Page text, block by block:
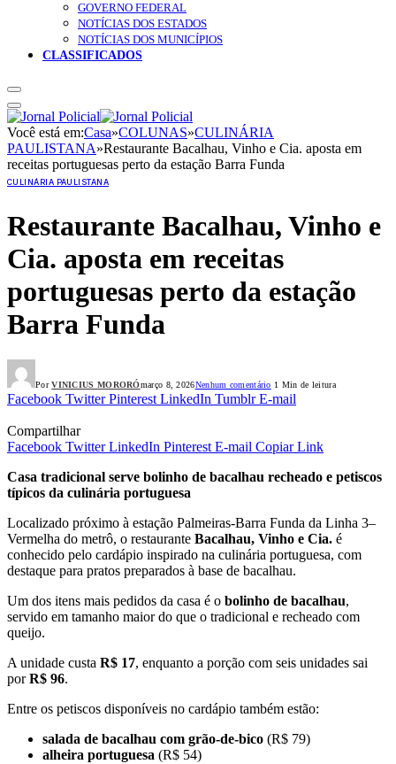
GOVERNO FEDERAL
NOTÍCIAS DOS ESTADOS
NOTÍCIAS DOS MUNICÍPIOS
CLASSIFICADOS
Você está em:Casa»COLUNAS»CULINÁRIA
PAULISTANA»Restaurante Bacalhau, Vinho e Cia. aposta em
receitas portuguesas perto da estação Barra Funda
CULINÁRIA PAULISTANA
Restaurante Bacalhau, Vinho e
Cia. aposta em receitas
portuguesas perto da estação
Barra Funda
Por VINICIUS MORORÓmarço 8, 2026Nenhum comentário 1 Min de leitura
Facebook Twitter Pinterest LinkedIn Tumblr E-mail
Compartilhar
Facebook Twitter LinkedIn Pinterest E-mail Copiar Link
Casa tradicional serve bolinho de bacalhau recheado e petiscos
típicos da culinária portuguesa
Localizado próximo à estação Palmeiras-Barra Funda da Linha 3–
Vermelha do metrô, o restaurante Bacalhau, Vinho e Cia. é
conhecido pelo cardápio inspirado na culinária portuguesa, com
destaque para pratos preparados à base de bacalhau.
Um dos itens mais pedidos da casa é o bolinho de bacalhau,
servido em tamanho maior do que o tradicional e recheado com
queijo.
A unidade custa R$ 17, enquanto a porção com seis unidades sai
porR$ 96.
Entre os petiscos disponíveis no cardápio também estão:
salada de bacalhau com grão-de-bico (R$ 79)
alheira portuguesa (R$ 54)